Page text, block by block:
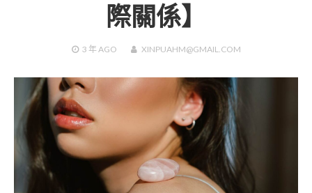
際關係】
3 年AGO XINPUAHM@GMAIL.COM